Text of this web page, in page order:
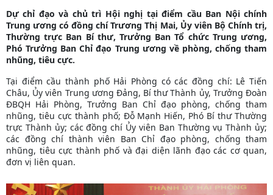
Dự chỉ đạo và chủ trì Hội nghị tại điểm cầu Ban Nội chính
Trung ương có đồng chí Trương Thị Mai, Ủy viên Bộ Chính trị,
Thường trực Ban Bí thư, Trưởng Ban Tổ chức Trung ương,
Phó Trưởng Ban Chỉ đạo Trung ương về phòng, chống tham
nhũng, tiêu cực.
Tại điểm cầu thành phố Hải Phòng có các đồng chí: Lê Tiến
Châu, Ủy viên Trung ương Đảng, Bí thư Thành ủy, Trưởng Đoàn
ĐBQH Hải Phòng, Trưởng Ban Chỉ đạo phòng, chống tham
nhũng, tiêu cực thành phố; Đỗ Mạnh Hiến, Phó Bí thư Thường
trực Thành ủy; các đồng chí Ủy viên Ban Thường vụ Thành ủy;
các đồng chí thành viên Ban Chỉ đạo phòng, chống tham
nhũng, tiêu cực thành phố và đại diện lãnh đạo các cơ quan,
đơn vị liên quan.